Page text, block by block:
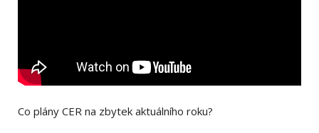
Co plány CER na zbytek aktuálního roku?